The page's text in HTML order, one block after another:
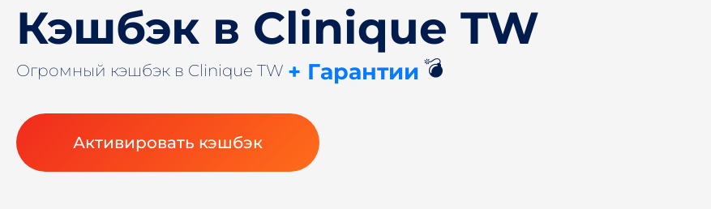
Кэшбэк в Clinique TW
Огромный кэшбэк в Clinique TW + Гарантии 💣
Активировать кэшбэк